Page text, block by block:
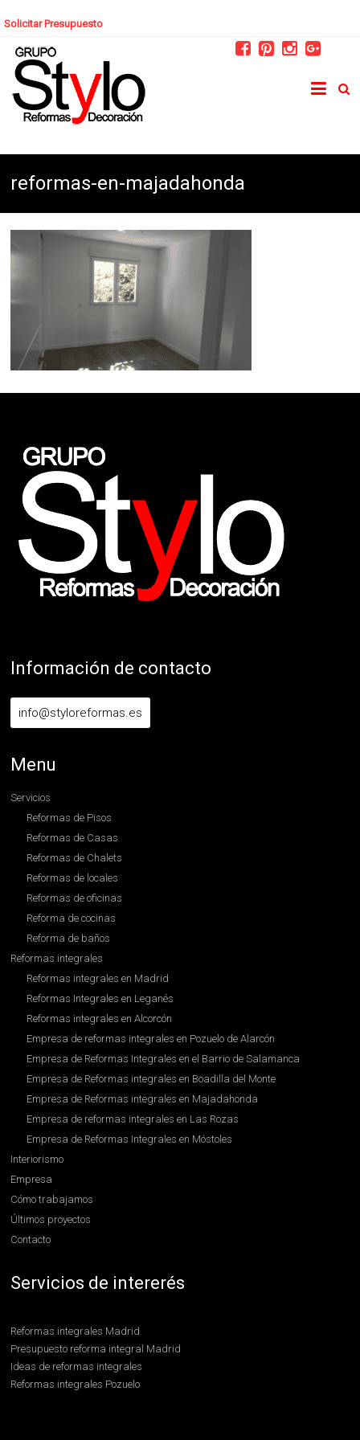
Solicitar Presupuesto
reformas-en-majadahonda
Información de contacto
info@styloreformas.es
Menu
Servicios
Reformas de Pisos
Reformas de Casas
Reformas de Chalets
Reformas de locales
Reformas de oficinas
Reforma de cocinas
Reforma de baños
Reformas integrales
Reformas integrales en Madrid
Reformas Integrales en Leganés
Reformas integrales en Alcorcón
Empresa de reformas integrales en Pozuelo de Alarcón
Empresa de Reformas Integrales en el Barrio de Salamanca
Empresa de Reformas integrales en Boadilla del Monte
Empresa de Reformas integrales en Majadahonda
Empresa de reformas integrales en Las Rozas
Empresa de Reformas Integrales en Móstoles
Interiorismo
Empresa
Cómo trabajamos
Últimos proyectos
Contacto
Servicios de intererés
Reformas integrales Madrid
Presupuesto reforma integral Madrid
Ideas de reformas integrales
Reformas integrales Pozuelo